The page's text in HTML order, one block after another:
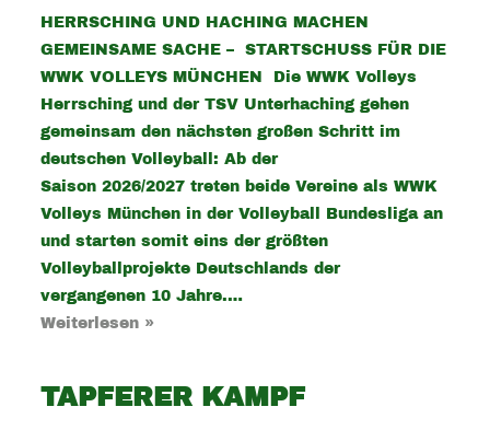
HERRSCHING UND HACHING MACHEN
GEMEINSAME SACHE – STARTSCHUSS FÜR DIE
WWK VOLLEYS MÜNCHEN Die WWK Volleys
Herrsching und der TSV Unterhaching gehen
gemeinsam den nächsten großen Schritt im
deutschen Volleyball: Ab der
Saison 2026/2027 treten beide Vereine als WWK
Volleys München in der Volleyball Bundesliga an
und starten somit eins der größten
Volleyballprojekte Deutschlands der
vergangenen 10 Jahre.…
Weiterlesen »
TAPFERER KAMPF